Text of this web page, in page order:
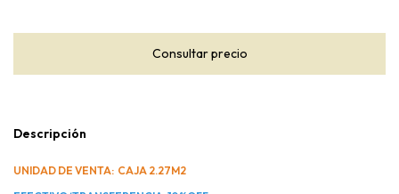
Descripción
UNIDAD DE VENTA: CAJA 2.27M2